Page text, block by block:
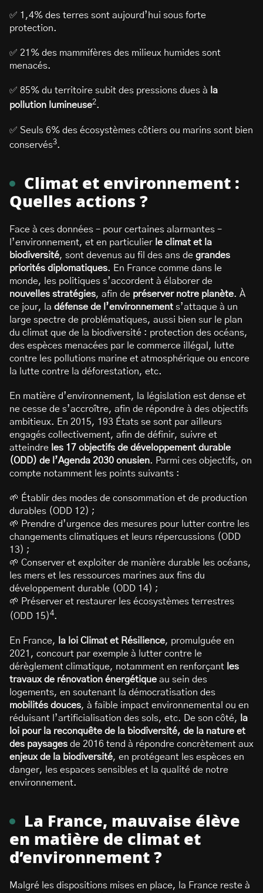
✅ 1,4% des terres sont aujourd’hui sous forte
protection.
✅ 21% des mammifères des milieux humides sont
menacés.
✅ 85% du territoire subit des pressions dues à la
pollution lumineuse2.
✅ Seuls 6% des écosystèmes côtiers ou marins sont bien
conservés3.
Climat et environnement :
Quelles actions ?
Face à ces données – pour certaines alarmantes –
l’environnement, et en particulier le climat et la
biodiversité, sont devenus au fil des ans de grandes
priorités diplomatiques. En France comme dans le
monde, les politiques s’accordent à élaborer de
nouvelles stratégies, afin de préserver notre planète. À
ce jour, la défense de l’environnement s’attaque à un
large spectre de problématiques, aussi bien sur le plan
du climat que de la biodiversité : protection des océans,
des espèces menacées par le commerce illégal, lutte
contre les pollutions marine et atmosphérique ou encore
la lutte contre la déforestation, etc.
En matière d’environnement, la législation est dense et
ne cesse de s’accroître, afin de répondre à des objectifs
ambitieux. En 2015, 193 États se sont par ailleurs
engagés collectivement, afin de définir, suivre et
atteindre les 17 objectifs de développement durable
(ODD) de l’Agenda 2030 onusien. Parmi ces objectifs, on
compte notamment les points suivants :
🌱 Établir des modes de consommation et de production
durables (ODD 12) ;
🌱 Prendre d’urgence des mesures pour lutter contre les
changements climatiques et leurs répercussions (ODD
13) ;
🌱 Conserver et exploiter de manière durable les océans,
les mers et les ressources marines aux fins du
développement durable (ODD 14) ;
🌱 Préserver et restaurer les écosystèmes terrestres
(ODD 15)4.
En France, la loi Climat et Résilience, promulguée en
2021, concourt par exemple à lutter contre le
dérèglement climatique, notamment en renforçant les
travaux de rénovation énergétique au sein des
logements, en soutenant la démocratisation des
mobilités douces, à faible impact environnemental ou en
réduisant l’artificialisation des sols, etc. De son côté,
la
loi pour la reconquête de la biodiversité, de la nature et
des paysages de 2016 tend à répondre concrètement aux
enjeux de la biodiversité, en protégeant les espèces en
danger, les espaces sensibles et la qualité de notre
environnement.
La France, mauvaise élève
en matière de climat et
d’environnement ?
Malgré les dispositions mises en place, la France reste à